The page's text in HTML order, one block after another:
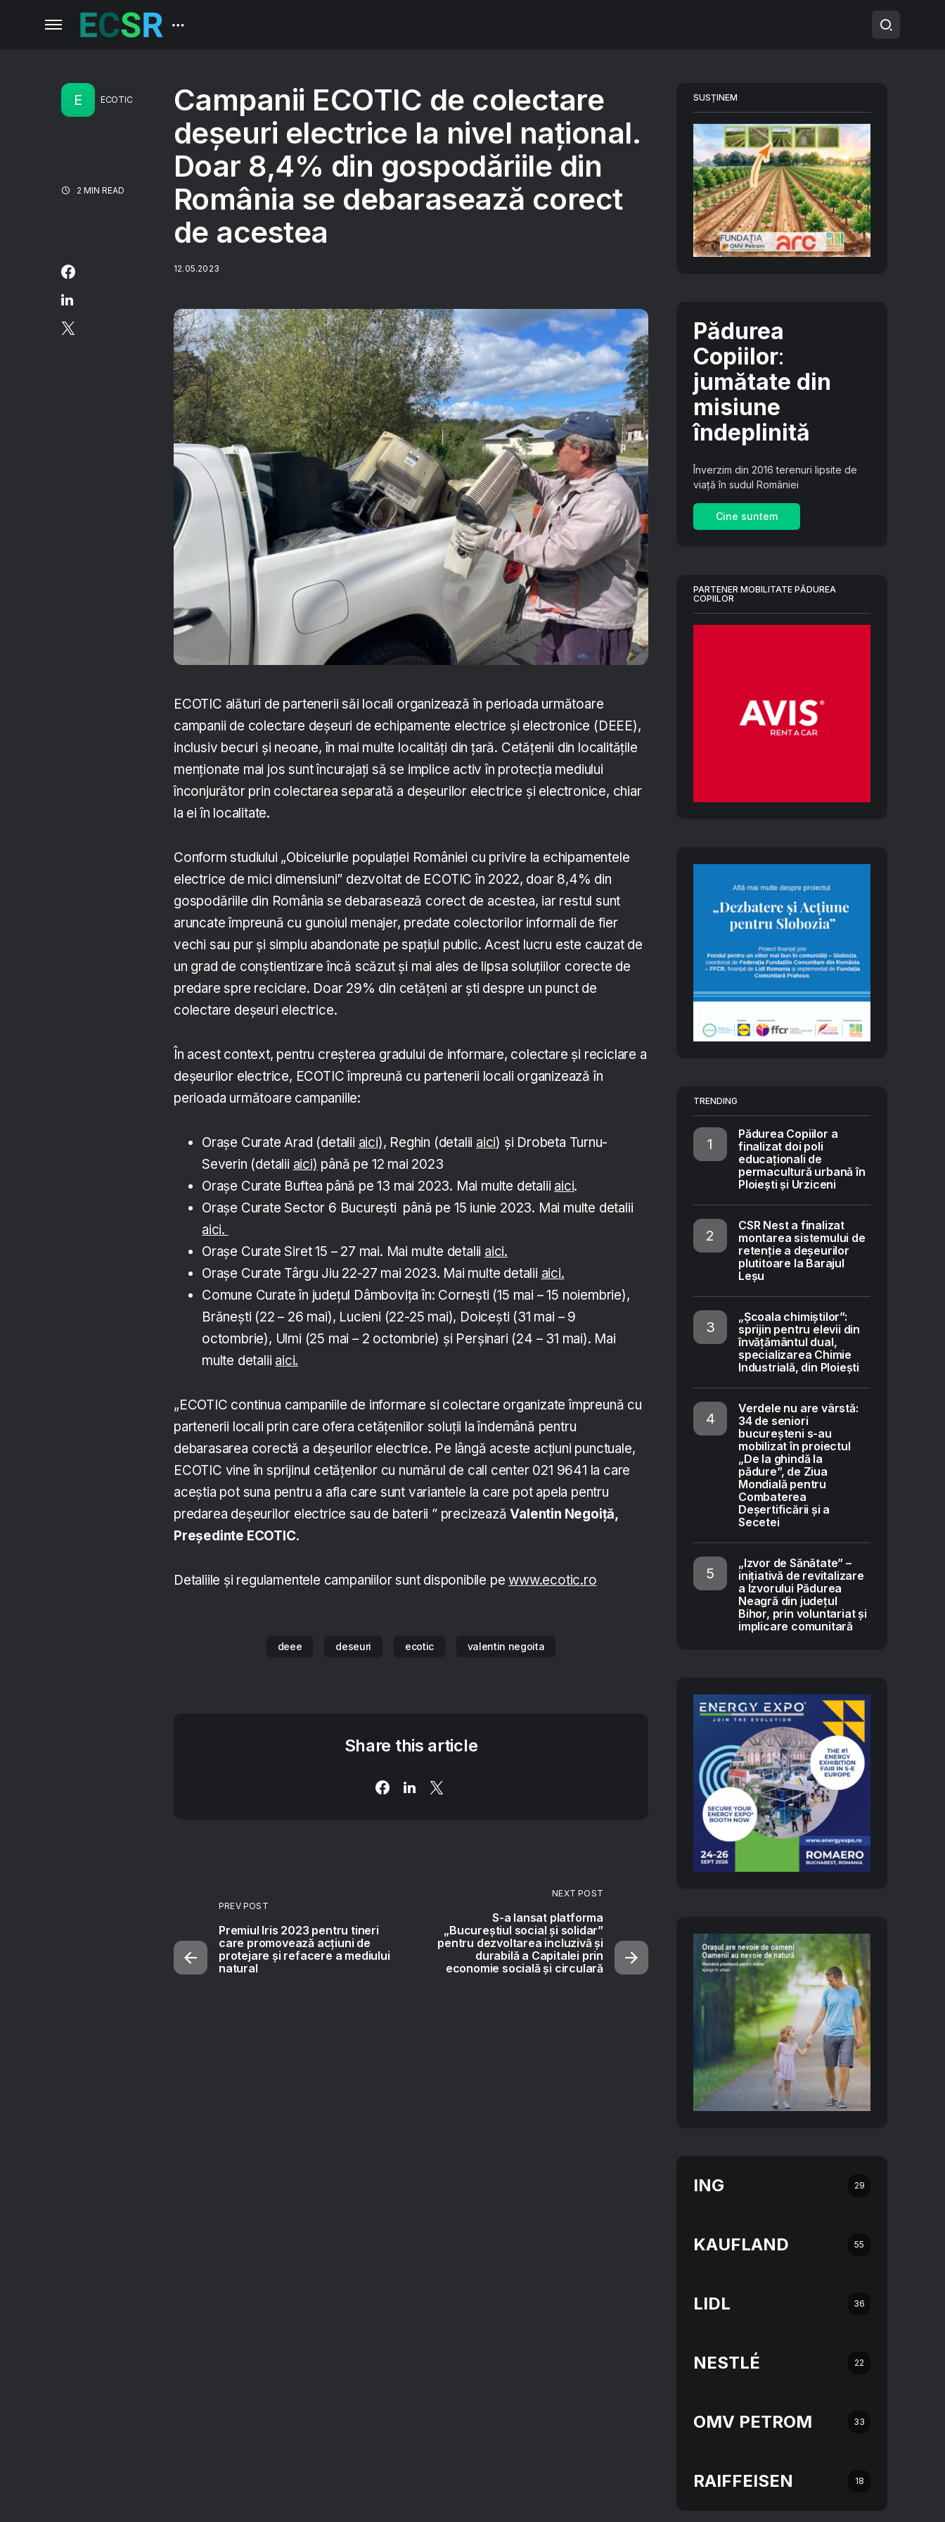
E ECOTIC
2 MIN READ
Campanii ECOTIC de colectare
deșeuri electrice la nivel național.
Doar 8,4% din gospodăriile din
România se debarasează corect
de acestea
12.05.2023
ECOTIC alături de partenerii săi locali organizează în perioada următoare
campanii de colectare deșeuri de echipamente electrice și electronice (DEEE),
inclusiv becuri și neoane, în mai multe localități din țară. Cetățenii din localitățile
menționate mai jos sunt încurajați să se implice activ în protecția mediului
înconjurător prin colectarea separată a deșeurilor electrice și electronice, chiar
la ei în localitate.
Conform studiului „Obiceiurile populației României cu privire la echipamentele
electrice de mici dimensiuni” dezvoltat de ECOTIC în 2022, doar 8,4% din
gospodăriile din România se debarasează corect de acestea, iar restul sunt
aruncate împreună cu gunoiul menajer, predate colectorilor informali de fier
vechi sau pur și simplu abandonate pe spațiul public. Acest lucru este cauzat de
un grad de conștientizare încă scăzut și mai ales de lipsa soluțiilor corecte de
predare spre reciclare. Doar 29% din cetățeni ar ști despre un punct de
colectare deșeuri electrice.
În acest context, pentru creșterea gradului de informare, colectare și reciclare a
deșeurilor electrice, ECOTIC împreună cu partenerii locali organizează în
perioada următoare campaniile:
Orașe Curate Arad (detalii aici), Reghin (detalii aici) și Drobeta Turnu-
Severin (detalii aici) până pe 12 mai 2023
Orașe Curate Buftea până pe 13 mai 2023. Mai multe detalii aici.
Orașe Curate Sector 6 București până pe 15 iunie 2023. Mai multe detalii
aici.
Orașe Curate Siret 15 – 27 mai. Mai multe detalii aici.
Orașe Curate Târgu Jiu 22-27 mai 2023. Mai multe detalii aici.
Comune Curate în județul Dâmbovița în: Cornești (15 mai – 15 noiembrie),
Brănești (22 – 26 mai), Lucieni (22-25 mai), Doicești (31 mai – 9
octombrie), Ulmi (25 mai – 2 octombrie) și Perșinari (24 – 31 mai). Mai
multe detalii aici.
„ECOTIC continua campaniile de informare si colectare organizate împreună cu
partenerii locali prin care ofera cetățeniilor soluții la îndemână pentru
debarasarea corectă a deșeurilor electrice. Pe lângă aceste acțiuni punctuale,
ECOTIC vine în sprijinul cetățenilor cu numărul de call center 021 9641 la care
aceștia pot suna pentru a afla care sunt variantele la care pot apela pentru
predarea deșeurilor electrice sau de baterii ” precizeazăValentin Negoiță,
Președinte ECOTIC.
Detaliile și regulamentele campaniilor sunt disponibile pewww.ecotic.ro
deee deseuri ecotic valentin negoita
Share this article
PREV POST
Premiul Iris 2023 pentru tineri
care promovează acțiuni de
protejare și refacere a mediului
natural
NEXT POST
S-a lansat platforma
„Bucureștiul social și solidar”
pentru dezvoltarea incluzivă și
durabilă a Capitalei prin
economie socială și circulară
SUSȚINEM
Pădurea
Copiilor:
jumătate din
misiune
îndeplinită
Înverzim din 2016 terenuri lipsite de
viață în sudul României
Cine suntem
PARTENER MOBILITATE PĂDUREA
COPIILOR
TRENDING
Pădurea Copiilor a
finalizat doi poli
educaționali de
permacultură urbană în
Ploiești și Urziceni
CSR Nest a finalizat
montarea sistemului de
retenție a deșeurilor
plutitoare la Barajul
Leșu
„Școala chimiștilor”:
sprijin pentru elevii din
învățământul dual,
specializarea Chimie
Industrială, din Ploiești
Verdele nu are vârstă:
34 de seniori
bucureșteni s-au
mobilizat în proiectul
„De la ghindă la
pădure”, de Ziua
Mondială pentru
Combaterea
Deșertificării și a
Secetei
„Izvor de Sănătate” –
inițiativă de revitalizare
a Izvorului Pădurea
Neagră din județul
Bihor, prin voluntariat și
implicare comunitară
ING 29
KAUFLAND 55
LIDL 36
NESTLÉ 22
OMV PETROM 33
RAIFFEISEN 18